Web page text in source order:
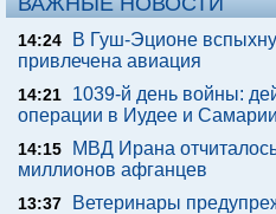
14:24
В Гуш-Эционе
привлечена авиация
14:21
1039-й день войны:
операции в Иудее и Самарии
14:15
МВД Ирана
миллионов афганцев
13:37
Ветеринары